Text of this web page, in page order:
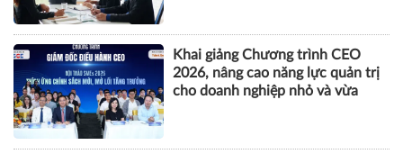
Khai giảng Chương trình CEO
2026, nâng cao năng lực quản trị
cho doanh nghiệp nhỏ và vừa